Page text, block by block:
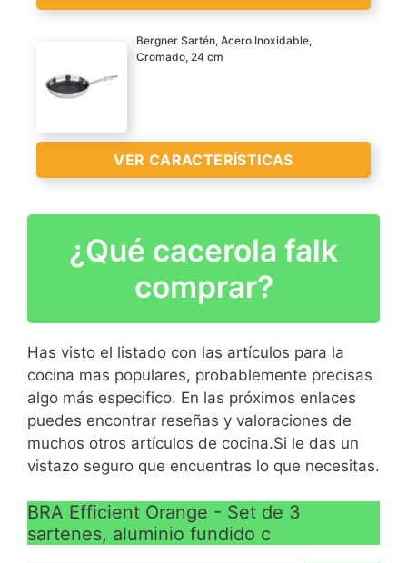
de acero full induction
Fondo difusor con por
impacto con sistema de
>
Aluminio fundido
Apta para todo tipo de
Recubrimiento
Teflon Classic sin PFOA
Fondo difusor uniforme de
máxima eficiencia (Save
VER
CARACTERÍSTICAS
>
Bergner Sartén, Acero Inoxidable,
Cromado, 24 cm
VER CARACTERÍSTICAS
Sartén fabricada en acero
inoxidable, con interior
Pallatium antiadherente y
Exterior cromado, y fondo
mate
Dispone de mango en
acero riveteado, y
remachado, lo que le
Dimensiones: 24 x 4,7 cm
VER
CARACTERÍSTICAS
>
¿Qué cacerola falk
comprar?
Has visto el listado con las artículos para la
cocina mas populares, probablemente precisas
algo más especifico. En las próximos enlaces
puedes encontrar reseñas y valoraciones de
muchos otros artículos de cocina.Si le das un
vistazo seguro que encuentras lo que necesitas.
BRA Efficient Orange - Set de 3
sartenes, aluminio fundido c